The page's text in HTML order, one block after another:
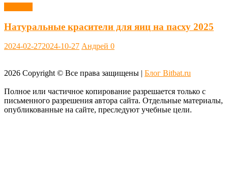
Натуральные красители для яиц на пасху 2025
2024-02-272024-10-27 Андрей 0
2026 Copyright © Все права защищены | Блог Bitbat.ru
Полное или частичное копирование разрешается только с
письменного разрешения автора сайта. Отдельные материалы,
опубликованные на сайте, преследуют учебные цели.